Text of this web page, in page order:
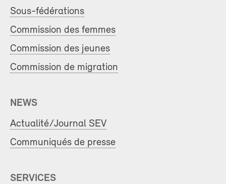
Sous-fédérations
Commission des femmes
Commission des jeunes
Commission de migration
NEWS
Actualité/Journal SEV
Communiqués de presse
SERVICES